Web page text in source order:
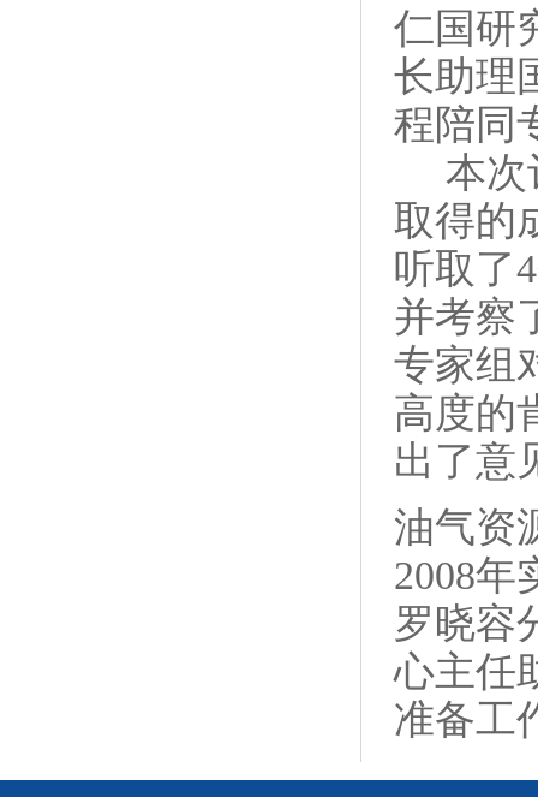
仁国研
长助理
程陪同
本次
取得的
听取了
并考察
专家组
高度的
出了意
油气资
2008年
罗晓容
心主任
准备工